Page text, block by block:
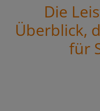
Die
Überblick,
für